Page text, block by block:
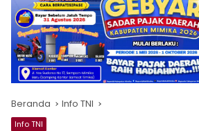
Beranda Info TNI
Info TNI